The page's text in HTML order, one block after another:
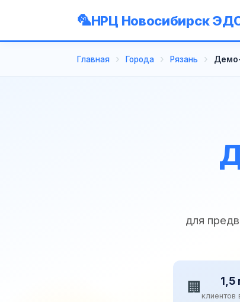
НРЦ Новосибирск
Главная Города Рязань
для
🏢 1,5
клиентов